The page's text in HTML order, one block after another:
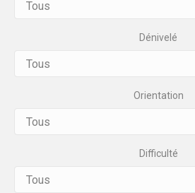
Dénivelé
Orientation
Difficulté